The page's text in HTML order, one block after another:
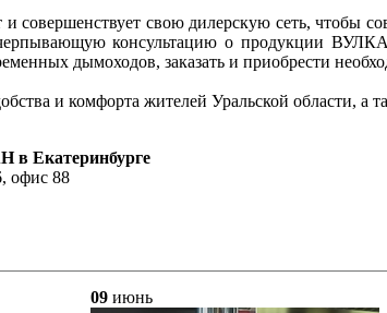
совершенствует свою дилерскую сеть, чтобы
консультацию о продукции
дымоходов, заказать и приобрести
и комфорта жителей Уральской области, а
в Екатеринбурге
офис 88
09 июнь